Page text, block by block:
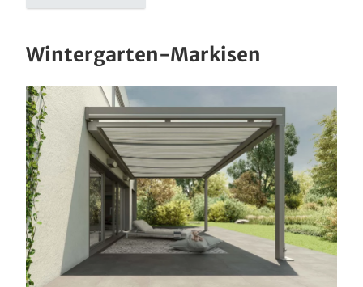
Wintergarten-Markisen